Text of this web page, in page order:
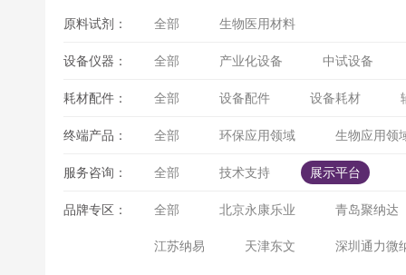
原料试剂： 全部 生物医用材料
设备仪器： 全部 产业化设备 中试设备
耗材配件： 全部 设备配件 设备耗材
终端产品： 全部 环保应用领域 生物应用领
服务咨询： 全部 技术支持 展示平台
品牌专区： 全部 北京永康乐业 青岛聚纳达
江苏纳易 天津东文 深圳通力微